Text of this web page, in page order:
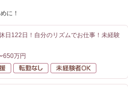
に！
日122日！自分のリズムでお仕事！未経験
650万円
上 住宅手当・支援 転勤なし